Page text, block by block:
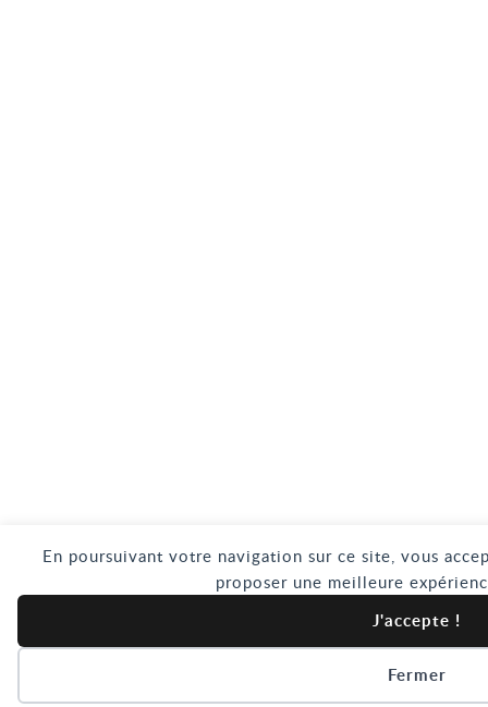
En poursuivant votre navigation sur ce site, vous
proposer une meilleure
J'accepte !
Fermer